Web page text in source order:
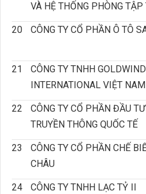
VÀ HỆ THỐNG PHÒNG TẬP
20 CÔNG TY CỔ PHẦN Ô TÔ
21
CÔNG TY TNHH GOLDWIND
INTERNATIONAL VIỆT NAM
22
CÔNG TY CỔ PHẦN ĐẦU
TRUYỀN THÔNG QUỐC TẾ
23
CÔNG TY CỔ PHẦN CHẾ
CHÂU
24 CÔNG TY TNHH LẠC TỶ II